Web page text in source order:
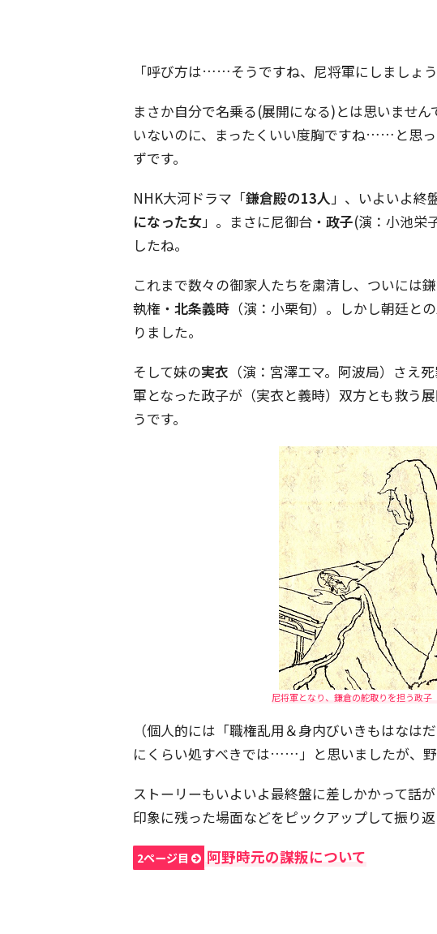
「呼び方は……そうですね、尼将軍にしましょう
まさか自分で名乗る(展開になる)とは思いませ
いないのに、まったくいい度胸ですね……と思
ずです。
NHK大河ドラマ「鎌倉殿の13人」、いよいよ終
になった女」。まさに尼御台・ 政子(演：小池栄
したね。
これまで数々の御家人たちを粛清し、ついには
執権・ 北条義時 （演：小栗旬）。しかし朝廷と
りました。
そして妹の実衣 （演：宮澤エマ。阿波局）さえ
軍となった政子が（実衣と義時）双方とも救う
うです。
尼将軍となり、鎌倉の舵取りを担う政子
（個人的には「職権乱用＆身内びいきもはなは
にくらい処すべきでは……」と思いましたが、野
ストーリーもいよいよ最終盤に差しかかって話
印象に残った場面などをピックアップして振り返
2ページ目 阿野時元の謀叛について